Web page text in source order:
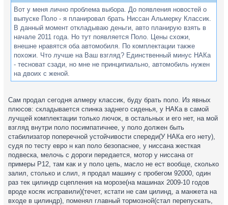
Вот у меня лично проблема выбора. До появления новостей о
выпуске Поло - я планировал брать Ниссан Альмерку Классик.
В данный момент откладываю деньги, авто планирую взять в
начале 2011 года. Но тут появляется Поло. Цены схожи,
внешне нравятся оба автомобиля. По комплектации также
похожи. Что лучше на Ваш взгляд? Единственный минус НАКа
- тесноват сзади, но мне не принципиально, автомобиль нужен
на двоих с женой.
Сам продал сегодня алмеру классик, буду брать поло. Из явных
плюсов: складывается спинка заднего сиденья, у НАКа в самой
лучщей комплектации только лючок, в остальных и его нет, на мой
взгляд внутри поло посимпатичнее, у поло должен быть
стабилизатор поперечной устойчивости спереди(У НАКа его нету),
судя по тесту евро н кап поло безопаснее, у ниссана жесткая
подвеска, мелочь с дороги передается, мотор у ниссана от
примеры P12, там как и у поло цепь, масло не ест вообще, сколько
залил, столько и слил, я продал машину с пробегом 92000, один
раз тек цилиндр сцепления на морозе(на машинах 2009-10 годов
вроде косяк исправили)(течет, кстати не сам цилинд, а манжета на
входе в цилиндр), поменял главный тормозной(стал перепускать,